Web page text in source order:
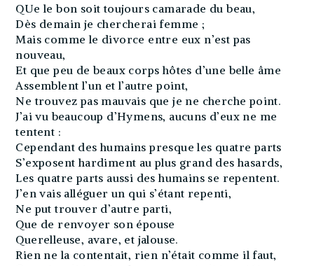
QUe le bon soit toujours camarade du beau,
Dès demain je chercherai femme ;
Mais comme le divorce entre eux n’est pas
nouveau,
Et que peu de beaux corps hôtes d’une belle âme
Assemblent l’un et l’autre point,
Ne trouvez pas mauvais que je ne cherche point.
J’ai vu beaucoup d’Hymens, aucuns d’eux ne me
tentent :
Cependant des humains presque les quatre parts
S’exposent hardiment au plus grand des hasards,
Les quatre parts aussi des humains se repentent.
J’en vais alléguer un qui s’étant repenti,
Ne put trouver d’autre parti,
Que de renvoyer son épouse
Querelleuse, avare, et jalouse.
Rien ne la contentait, rien n’était comme il faut,